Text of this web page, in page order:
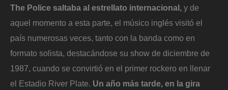
The Police saltaba al estrellato internacional, y de
aquel momento a esta parte, el músico inglés visitó el
país numerosas veces, tanto con la banda como en
formato solista, destacándose su show de diciembre de
1987, cuando se convirtió en el primer rockero en llenar
el Estadio River Plate. Un año más tarde, en la gira